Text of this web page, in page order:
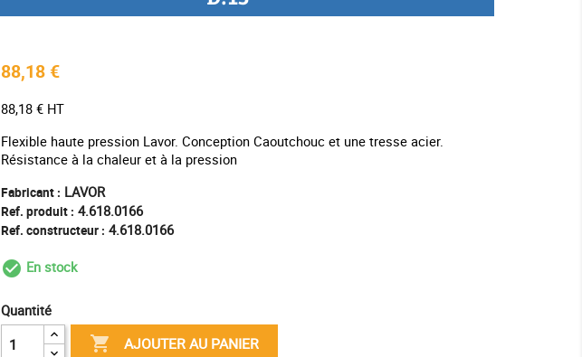
88,18 €
88,18 € HT
Flexible haute pression Lavor. Conception Caoutchouc et une tresse acier.
Résistance à la chaleur et à la pression
Fabricant : LAVOR
Ref. produit : 4.618.0166
Ref. constructeur : 4.618.0166
check_circle_outline
En stock
Quantité
 AJOUTER AU PANIER